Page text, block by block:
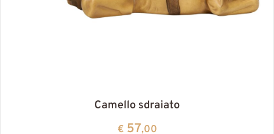
Camello sdraiato
€57,00